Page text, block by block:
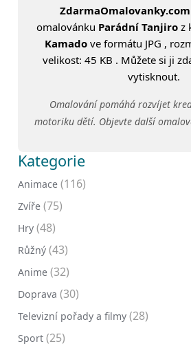
ZdarmaOmalovanky.com
omalovánku Parádní Tanjiroz
Kamadove formátu JPG ,
velikost: 45 KB . Můžete si ji
vytisknout.
Omalování pomáhá rozvíjet
motoriku dětí. Objevte další
Kategorie
Animace (116)
Zvíře (75)
Hry (48)
Růžný (43)
Anime (32)
Doprava (30)
Televizní pořady a filmy (28)
Sport (25)